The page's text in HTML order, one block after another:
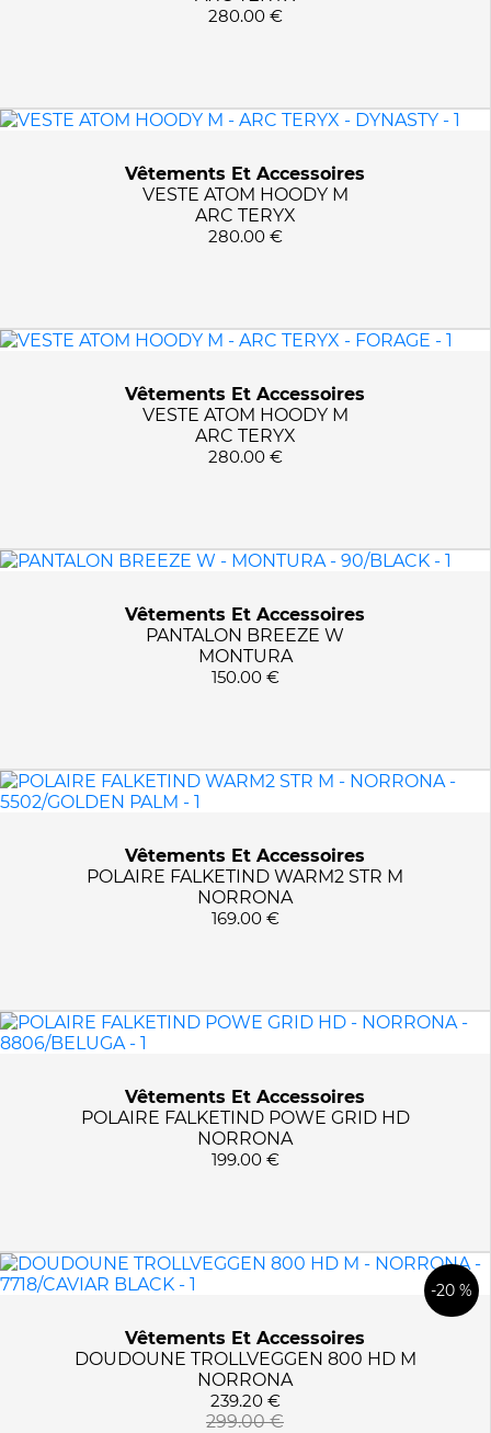
LOGO BLACK
MALLARD BLUE
N3170/ICON BLUE
N3171/CORONET BLUE
N8014/FOGGY DEW
N9328/DORITE/DORITE
NORVAL DENIM
OGP1/ATLANTIS
SEQUOIA/SOLARIS
VITALITY
280.00 €
Vêtements Et Accessoires
VESTE ATOM HOODY M
ARC TERYX
280.00 €
Vêtements Et Accessoires
VESTE ATOM HOODY M
ARC TERYX
280.00 €
Vêtements Et Accessoires
PANTALON BREEZE W
MONTURA
150.00 €
Vêtements Et Accessoires
POLAIRE FALKETIND WARM2 STR M
NORRONA
169.00 €
Vêtements Et Accessoires
POLAIRE FALKETIND POWE GRID HD
NORRONA
199.00 €
-20 %
Vêtements Et Accessoires
DOUDOUNE TROLLVEGGEN 800 HD M
NORRONA
239.20 €
299.00 €